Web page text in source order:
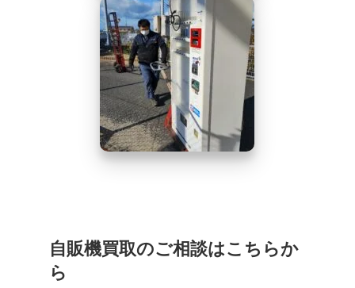
自販機買取のご相談はこちらか
ら